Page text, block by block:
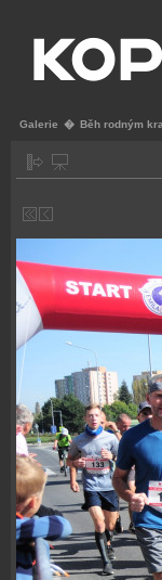
Galerie � Běh rodným